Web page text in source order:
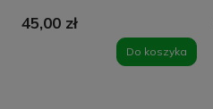
45,00 zł
Do koszyka